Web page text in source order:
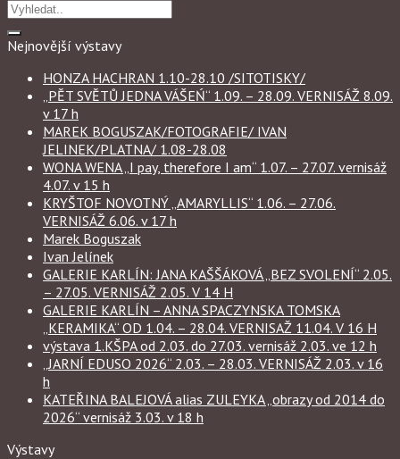
Nejnovější výstavy
HONZA HACHRAN 1.10-28.10 /SITOTISKY/
„PĚT SVĚTŮ JEDNA VÁŠEŃ“ 1.09. – 28.09. VERNISÁŽ 8.09.
v 17 h
MAREK BOGUSZAK/FOTOGRAFIE/ IVAN
JELINEK/PLATNA/ 1.08-28.08
WONA WENA „I pay, therefore I am“ 1.07. – 27.07. vernisáž
4.07. v 15 h
KRYŠTOF NOVOTNÝ „AMARYLLIS“ 1.06. – 27.06.
VERNISÁŽ 6.06. v 17 h
Marek Boguszak
Ivan Jelínek
GALERIE KARLÍN: JANA KAŠŠÁKOVÁ „BEZ SVOLENÍ“ 2.05.
– 27.05. VERNISÁŽ 2.05. V 14 H
GALERIE KARLÍN – ANNA SPACZYNSKA TOMSKA
„KERAMIKA“ OD 1.04. – 28.04. VERNISAŽ 11.04. V 16 H
výstava 1.KŠPA od 2.03. do 27.03. vernisáž 2.03. ve 12 h
„JARNÍ EDUSO 2026“ 2.03. – 28.03. VERNISÁŽ 2.03. v 16
h
KATEŘINA BALEJOVÁ alias ZULEYKA „obrazy od 2014 do
2026“ vernisáž 3.03. v 18 h
Výstavy